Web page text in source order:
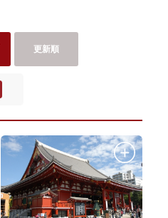
更新順